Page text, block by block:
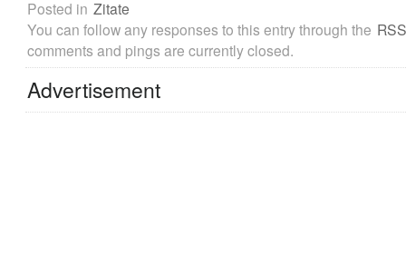
Posted in Zitate
You can follow any responses to this entry through the
comments and pings are currently closed.
Advertisement